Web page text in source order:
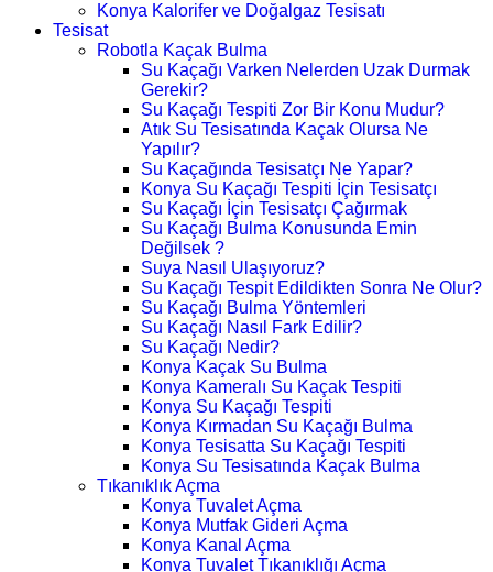
Konya Kalorifer ve Doğalgaz Tesisatı
Tesisat
Robotla Kaçak Bulma
Su Kaçağı Varken Nelerden Uzak Durmak
Gerekir?
Su Kaçağı Tespiti Zor Bir Konu Mudur?
Atık Su Tesisatında Kaçak Olursa Ne
Yapılır?
Su Kaçağında Tesisatçı Ne Yapar?
Konya Su Kaçağı Tespiti İçin Tesisatçı
Su Kaçağı İçin Tesisatçı Çağırmak
Su Kaçağı Bulma Konusunda Emin
Değilsek ?
Suya Nasıl Ulaşıyoruz?
Su Kaçağı Tespit Edildikten Sonra Ne Olur?
Su Kaçağı Bulma Yöntemleri
Su Kaçağı Nasıl Fark Edilir?
Su Kaçağı Nedir?
Konya Kaçak Su Bulma
Konya Kameralı Su Kaçak Tespiti
Konya Su Kaçağı Tespiti
Konya Kırmadan Su Kaçağı Bulma
Konya Tesisatta Su Kaçağı Tespiti
Konya Su Tesisatında Kaçak Bulma
Tıkanıklık Açma
Konya Tuvalet Açma
Konya Mutfak Gideri Açma
Konya Kanal Açma
Konya Tuvalet Tıkanıklığı Açma